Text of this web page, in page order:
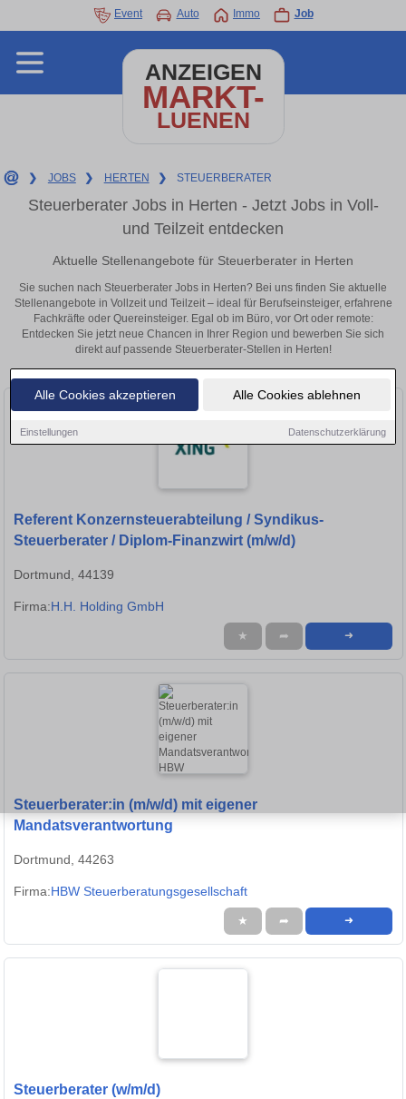
Alle Cookies akzeptieren Alle Cookies ablehnen
Einstellungen Datenschutzerklärung
Event Auto Immo Job
ANZEIGEN
MARKT-
LUENEN
❯ JOBS ❯ HERTEN ❯ STEUERBERATER
Steuerberater Jobs in Herten - Jetzt Jobs in Voll-
und Teilzeit entdecken
Aktuelle Stellenangebote für Steuerberater in Herten
Sie suchen nach Steuerberater Jobs in Herten? Bei uns finden Sie aktuelle
Stellenangebote in Vollzeit und Teilzeit – ideal für Berufseinsteiger, erfahrene
Fachkräfte oder Quereinsteiger. Egal ob im Büro, vor Ort oder remote:
Entdecken Sie jetzt neue Chancen in Ihrer Region und bewerben Sie sich
direkt auf passende Steuerberater-Stellen in Herten!
Referent Konzernsteuerabteilung / Syndikus-
Steuerberater / Diplom-Finanzwirt (m/w/d)
Dortmund, 44139
Firma:H.H. Holding GmbH
★ ➦ ➜
Steuerberater:in (m/w/d) mit eigener
Mandatsverantwortung
Dortmund, 44263
Firma:HBW Steuerberatungsgesellschaft
★ ➦ ➜
Steuerberater (w/m/d)